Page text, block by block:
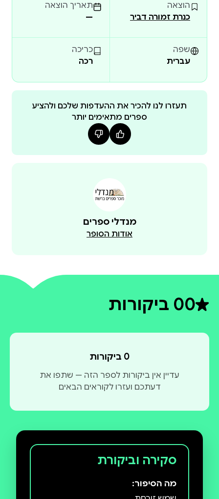
מעבר לדף?
הוצאה
כנרת זמורה דביר
תאריך הוצאה
—
שפה
עברית
כריכה
רכה
תעזרו לנו להכיר את ההעדפות שלכם ולהציע
ספרים מתאימים יותר
מנדלי ספרים
אודות הסופר
0דירוג ממוצע 0 מתוך 5
0 ביקורות
0 ביקורות
עדיין אין ביקורות לספר הזה — שתפו את
דעתכם ועזרו לקוראים הבאים
סקירה וביקורת
מה הסיפור: